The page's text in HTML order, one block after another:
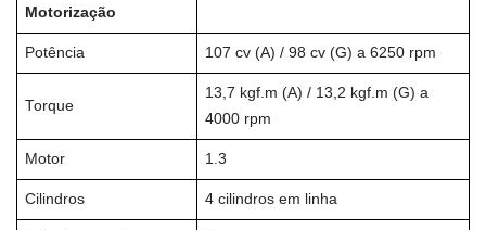
Motorização
Potência 107 cv (A) / 98 cv (G) a 6250 rpm
Torque
13,7 kgf.m (A) / 13,2 kgf.m (G) a
4000 rpm
Motor 1.3
Cilindros 4 cilindros em linha